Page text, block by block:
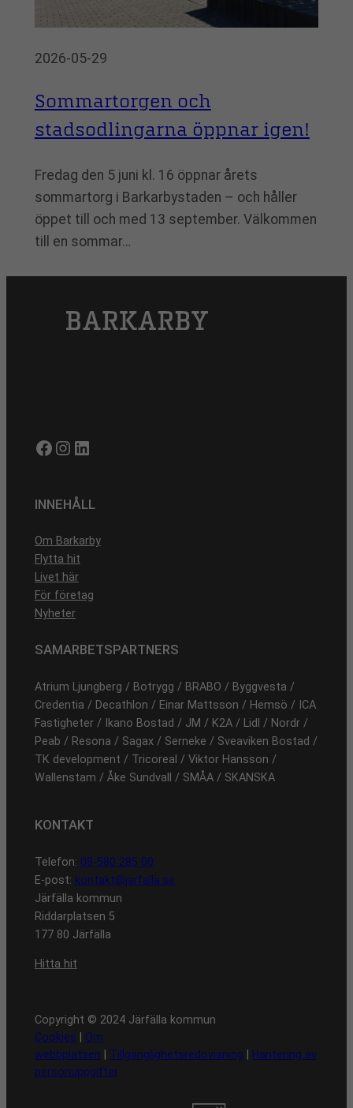
2026-05-29
Sommartorgen och
stadsodlingarna öppnar igen!
Fredag den 5 juni kl. 16 öppnar årets
sommartorg i Barkarbystaden – och håller
öppet till och med 13 september. Välkommen
till en sommar…
Facebook Instagram LinkedIn
INNEHÅLL
Om Barkarby
Flytta hit
Livet här
För företag
Nyheter
SAMARBETSPARTNERS
Atrium Ljungberg / Botrygg / BRABO / Byggvesta /
Credentia / Decathlon / Einar Mattsson / Hemsö / ICA
Fastigheter / Ikano Bostad / JM / K2A / Lidl / Nordr /
Peab / Resona / Sagax / Serneke / Sveaviken Bostad /
TK development / Tricoreal / Viktor Hansson /
Wallenstam / Åke Sundvall / SMÅA / SKANSKA
KONTAKT
Telefon: 08-580 285 00
E-post: kontakt@jarfalla.se
Järfälla kommun
Riddarplatsen 5
177 80 Järfälla
Hitta hit
Copyright © 2024 Järfälla kommun
Cookies
Om
webbplatsen
Tillgänglighetsredovisning
Hantering av
personuppgifter